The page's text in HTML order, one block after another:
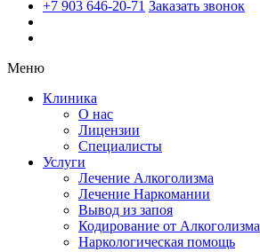
+7 903 646-20-71 Заказать звонок
Меню
Клиника
О нас
Лицензии
Специалисты
Услуги
Лечение Алкоголизма
Лечение Наркомании
Вывод из запоя
Кодирование от Алкоголизма
Наркологическая помощь